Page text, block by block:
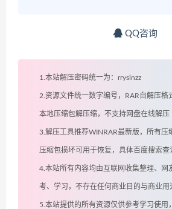
QQ咨询
1.本站解压密码统一为：rryslnzz
2.资源文件统一数字编号，RAR自解压格
本地压缩包解压缩，不支持网盘在线解压
3.解压工具推荐WINRAR最新版，所有压
压缩包损坏可用于恢复，具体百度搜索查
4.本站所有内容均由互联网收集整理、网
考、学习，不存在任何商业目的与商业用
5.本站提供的所有资源仅供参考学习使用